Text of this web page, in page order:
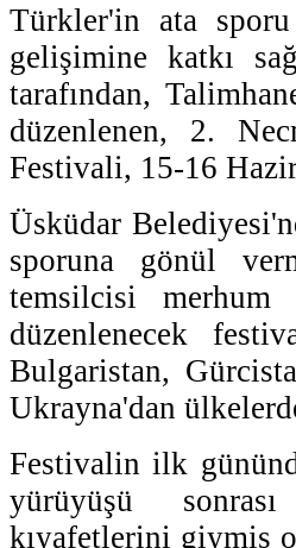
Türkler'in ata
gelişimine katkı
tarafından,
düzenlenen, 2.
Festivali, 15-16
Üsküdar
sporuna gönül
temsilcisi merhum
düzenlenecek
Bulgaristan,
Ukrayna'dan
Festivalin ilk
yürüyüşü
kıyafetlerini giymiş